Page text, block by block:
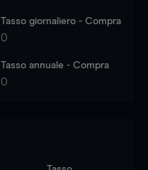
Tasso giornaliero - Compra
0
Tasso annuale - Compra
0